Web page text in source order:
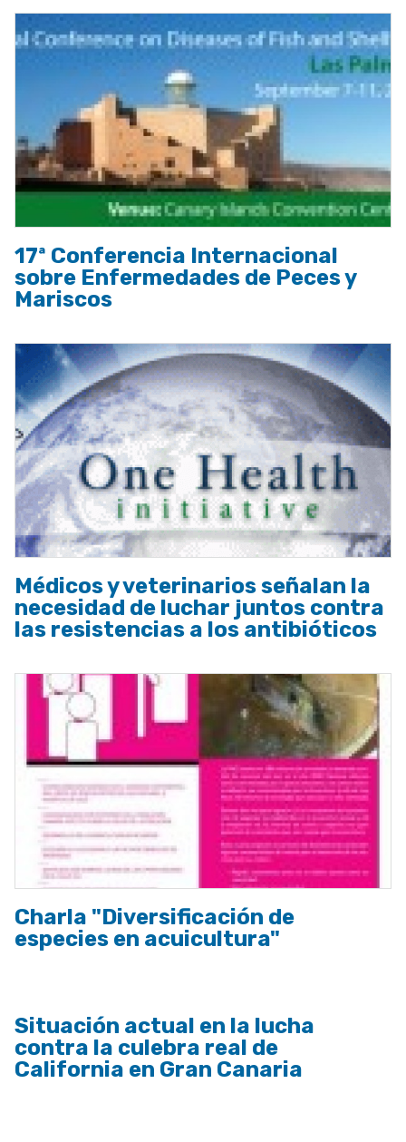
17ª Conferencia Internacional
sobre Enfermedades de Peces y
Mariscos
Médicos y veterinarios señalan la
necesidad de luchar juntos contra
las resistencias a los antibióticos
Charla "Diversificación de
especies en acuicultura"
Situación actual en la lucha
contra la culebra real de
California en Gran Canaria